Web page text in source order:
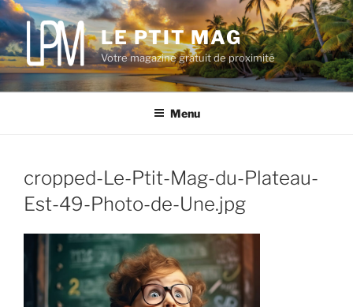
Aller
au
contenu
principal
LE PTIT MAG
Votre magazine gratuit de proximité
Menu
cropped-Le-Ptit-Mag-du-Plateau-
Est-49-Photo-de-Une.jpg